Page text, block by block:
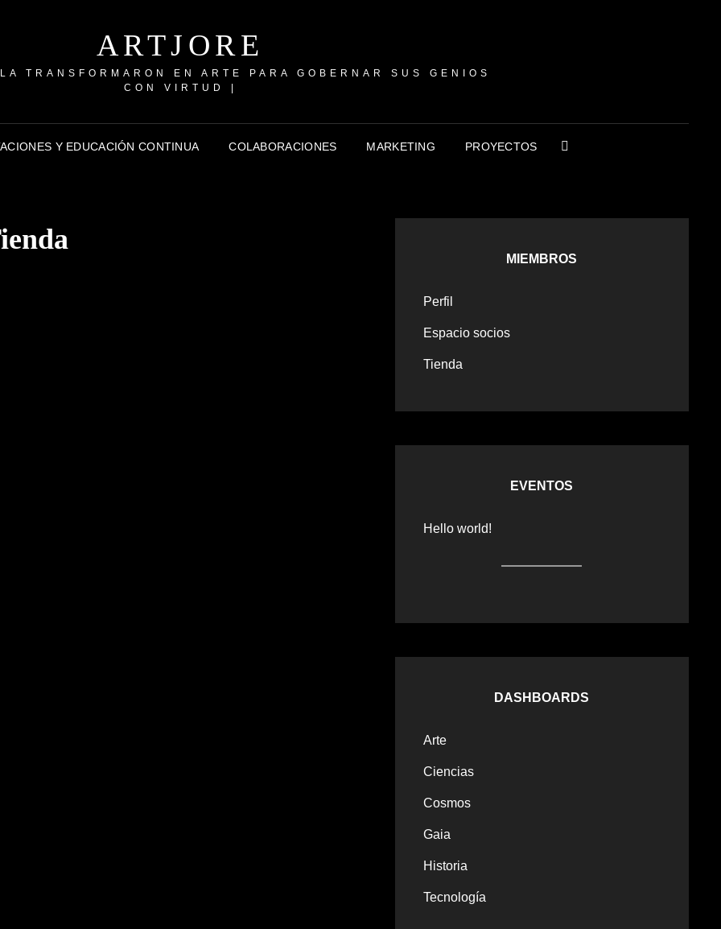
ARTJORE
TRANSFORMARON EN ARTE PARA GOBERNAR SUS GENIOS
CON VIRTUD |
Y EDUCACIÓN CONTINUA COLABORACIONES MARKETING PROYECTOS
MIEMBROS
Perfil
Espacio socios
Tienda
EVENTOS
Hello world!
DASHBOARDS
Arte
Ciencias
Cosmos
Gaia
Historia
Tecnología